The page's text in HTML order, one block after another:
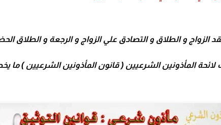
الزواج و الطلاق و التصادق علي الزواج و الرجعة و الطلاق
المأذونين الشرعيين ( قانون المأذونين الشرعيين ) ما